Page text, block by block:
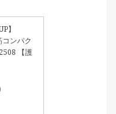
】
ンパク
【護